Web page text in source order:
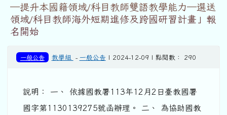
─提升本國籍領域/科目教師雙語教學能力─選送
領域/科目教師海外短期進修及跨國研習計畫」報
名開始
一般公告 教學組 - 一般公告 | 2024-12-09 | 點閱數： 290
說明： 一、 依據國教署113年12月2日臺教國署
國字第1130139275號函辦理。 二、 為協助國教